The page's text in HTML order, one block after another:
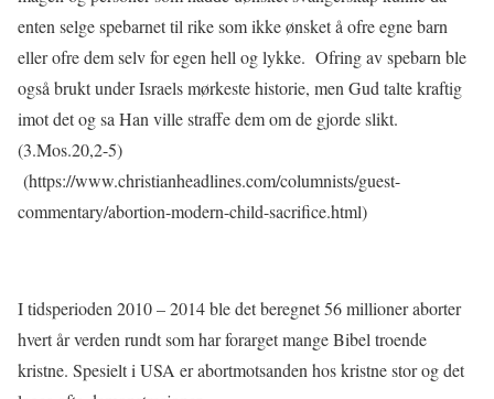
enten selge spebarnet til rike som ikke ønsket å ofre egne barn
eller ofre dem selv for egen hell og lykke. Ofring av spebarn ble
også brukt under Israels mørkeste historie, men Gud talte kraftig
imot det og sa Han ville straffe dem om de gjorde slikt.
(3.Mos.20,2-5)
(https://www.christianheadlines.com/columnists/guest-
commentary/abortion-modern-child-sacrifice.html)
I tidsperioden 2010 – 2014 ble det beregnet 56 millioner aborter
hvert år verden rundt som har forarget mange Bibel troende
kristne. Spesielt i USA er abortmotsanden hos kristne stor og det